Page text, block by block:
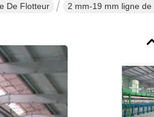
De Flotteur 2 mm-19 mm ligne